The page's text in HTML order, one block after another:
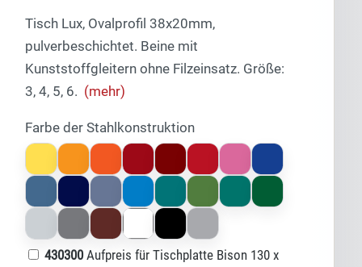
Tisch Lux, Ovalprofil 38x20mm,
pulverbeschichtet. Beine mit
Kunststoffgleitern ohne Filzeinsatz. Größe:
3, 4, 5, 6. (mehr)
Farbe der Stahlkonstruktion
430300Aufpreis für Tischplatte Bison 130 x
Lexi
Assistent für Schulmöbel und
Klassenzimmerausstattung